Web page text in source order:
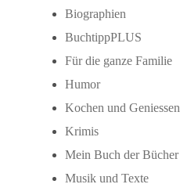
Biographien
BuchtippPLUS
Für die ganze Familie
Humor
Kochen und Geniessen
Krimis
Mein Buch der Bücher
Musik und Texte